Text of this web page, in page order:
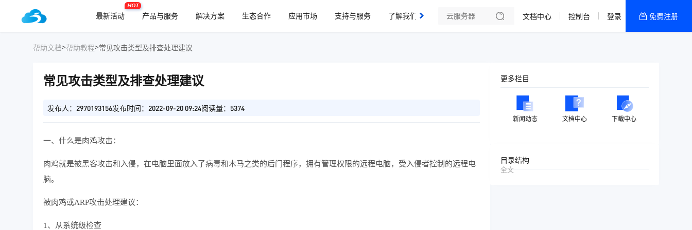
最新活动
HOT
产品与服务 解决方案 生态合作 应用市场 支持与服务
了解我们
四川成都弹性云
文档中心 控制台 登录 免费注册
帮助文档>帮助教程>常见攻击类型及排查处理建议
常见攻击类型及排查处理建议
发布人：2970193156发布时间：2022-09-20 09:24阅读量：5374
一、什么是肉鸡攻击：
肉鸡就是被黑客攻击和入侵，在电脑里面放入了病毒和木马之类的后门程序，拥有管理权限的远程电脑，受入侵者控制的远程电
脑。
被肉鸡或ARP攻击处理建议：
1、从系统级检查
更多栏目
新闻动态 文档中心 下载中心
目录结构
全文